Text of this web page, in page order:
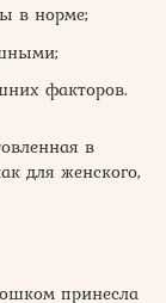
в норме;
факторов.
в
для женского,
принесла